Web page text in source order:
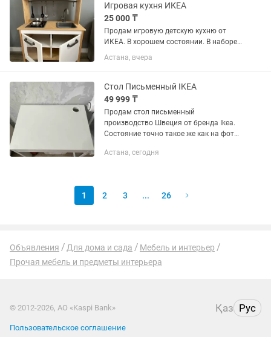
Игровая кухня ИКЕА
25 000 ₸
Продам игровую детскую кухню от
ИКЕА. В хорошем состоянии. В наборе
две сковородки металлические и
поварешки. Цена новой в каспи 109
Астана, вчера
Стол Письменный IKEA
49 999 ₸
Продам стол письменный
производство Швеция от бренда Ikea.
Состояние точно такое же как на фото!
Высота 75см. Цена окончательная!
Астана, сегодня
1 2 3 ... 26
Объявления Для дома и сада
Мебель и интерьер
Прочая мебель и предметы интерьера
© 2012-2026, АО «Kaspi Bank» Қаз Рус
Пользовательское соглашение